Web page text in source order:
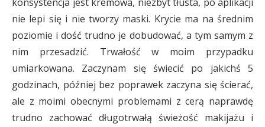
nie lepi się i nie tworzy maski. Krycie ma na średnim
poziomie i dość trudno je dobudować, a tym samym z
nim przesadzić. Trwałość w moim przypadku
umiarkowana. Zaczynam się świecić po jakichś 5
godzinach, później bez poprawek zaczyna się ścierać,
ale z moimi obecnymi problemami z cerą naprawdę
trudno zachować długotrwałą świeżość makijażu i